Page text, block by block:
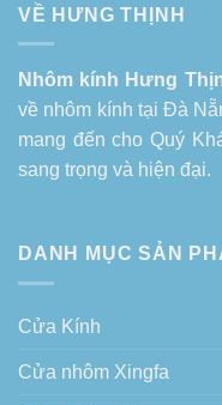
VỀ HƯNG THỊNH
Nhôm kính Hưng
về nhôm kính tại Đà
mang đến cho Quý
sang trọng và hiện đại.
DANH MỤC SẢN
Cửa Kính
Cửa nhôm Xingfa